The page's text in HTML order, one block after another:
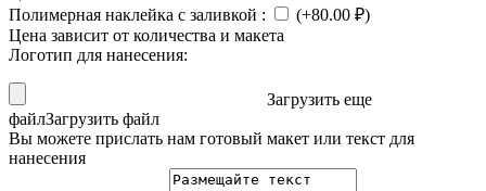
Полимерная наклейка с заливкой : (+80.00 ₽)
Цена зависит от количества и макета
Логотип для нанесения:
Загрузить еще
файлЗагрузить файл
Вы можете прислать нам готовый макет или текст для
нанесения